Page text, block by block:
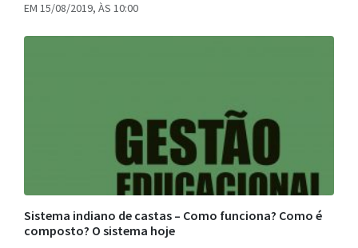
EM 15/08/2019, ÀS 10:00
Sistema indiano de castas – Como funciona? Como é
composto? O sistema hoje